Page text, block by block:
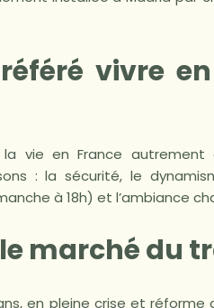
vivre
vie en France autrement
: la sécurité, le
à 18h) et l’ambiance
marché du
en pleine crise et réforme